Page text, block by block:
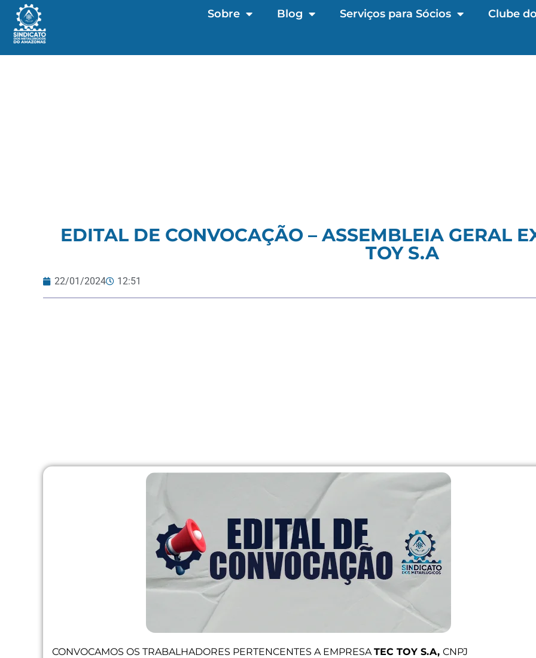
Sobre Blog Serviços para Sócios Clube
EDITAL DE CONVOCAÇÃO – ASSEMBLEIA GERAL
TOY S.A
22/01/2024 12:51
CONVOCAMOS OS TRABALHADORES PERTENCENTES A EMPRESA TEC TOY S.A, CNPJ